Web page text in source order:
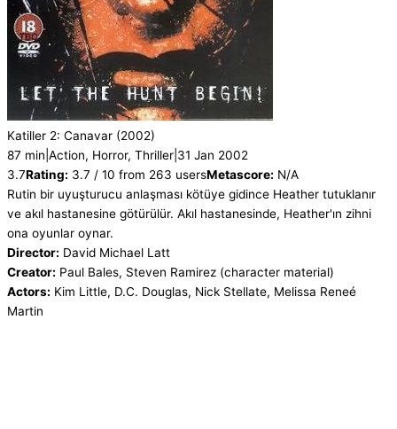
Katiller 2: Canavar (2002)
87 min Action, Horror, Thriller 31 Jan 2002
3.7Rating: 3.7 / 10 from 263 usersMetascore: N/A
Rutin bir uyuşturucu anlaşması kötüye gidince Heather tutuklanır
ve akıl hastanesine götürülür. Akıl hastanesinde, Heather'ın zihni
ona oyunlar oynar.
Director: David Michael Latt
Creator: Paul Bales, Steven Ramirez (character material)
Actors: Kim Little, D.C. Douglas, Nick Stellate, Melissa Reneé
Martin